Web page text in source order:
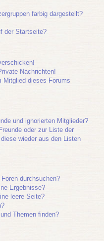
farbig dargestellt?
der Startseite?
Nachrichten!
Mitglied dieses Forums
und ignorierten Mitglieder?
oder zur Liste der
wieder aus den Listen
durchsuchen?
Ergebnisse?
leere Seite?
Themen finden?